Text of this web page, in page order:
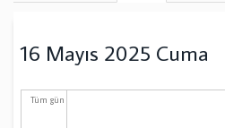
16 Mayıs 2025 Cuma
Tüm gün